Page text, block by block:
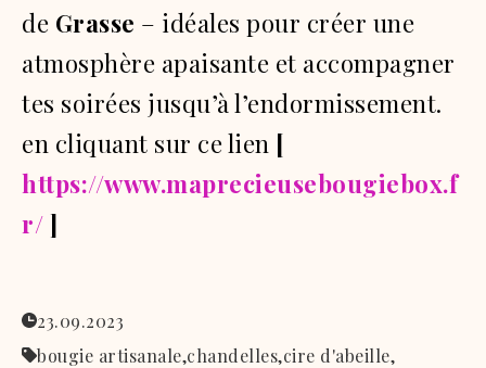
de Grasse – idéales pour créer une
atmosphère apaisante et accompagner
tes soirées jusqu’à l’endormissement.
en cliquant sur ce lien [
https://www.maprecieusebougiebox.f
r/ ]
23.09.2023
bougie artisanale,chandelles,cire d'abeille,